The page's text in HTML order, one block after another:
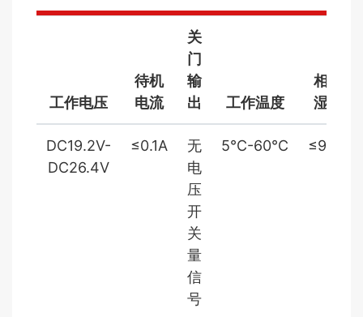
工作电压
待机
电流
关
门
输
出
工作温度
相对
湿度
DC19.2V-
DC26.4V
≤0.1A
无
电
压
开
关
量
信
号
5℃-60℃ ≤95%